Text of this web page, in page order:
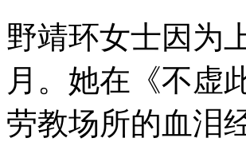
野靖环女士因为
月。她在《不虚
劳教场所的血泪